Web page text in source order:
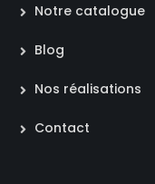
Notre catalogue
Blog
Nos réalisations
Contact